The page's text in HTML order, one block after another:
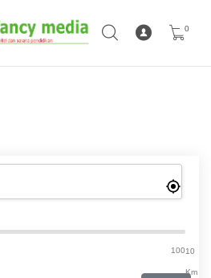
0
10
Km
100